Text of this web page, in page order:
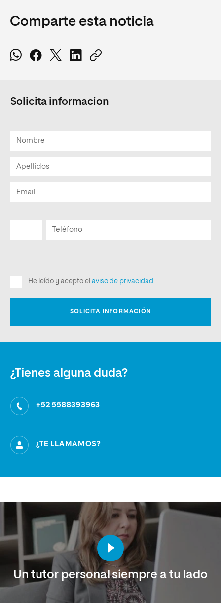
Comparte esta noticia
Solicita informacion
¿Tienes alguna duda?
+52 5588393963
¿TE LLAMAMOS?
Un tutor personal siempre a tu lado